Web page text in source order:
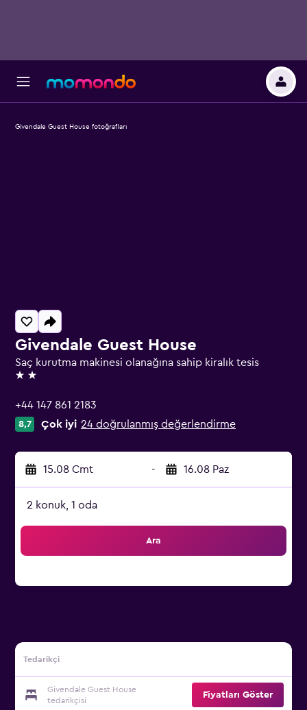
Givendale Guest House
Saç kurutma makinesi olanağına sahip kiralık tesis
2 yıldız
+44 147 861 2183
8,7 Çok iyi 24 doğrulanmış değerlendirme
15.08 Cmt - 16.08 Paz
2 konuk, 1 oda
Ara
Tedarikçi
Givendale Guest House
tedarikçisi
Fiyatları Göster
Givendale Guest House fotoğrafları